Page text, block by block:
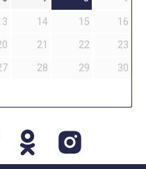
14 15
16
21 22
23
28 29
30